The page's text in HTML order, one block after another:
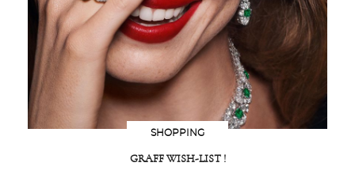
SHOPPING
GRAFF WISH-LIST !